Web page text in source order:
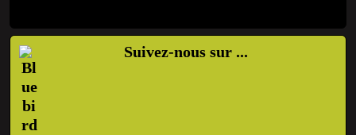
Suivez-nous sur ...